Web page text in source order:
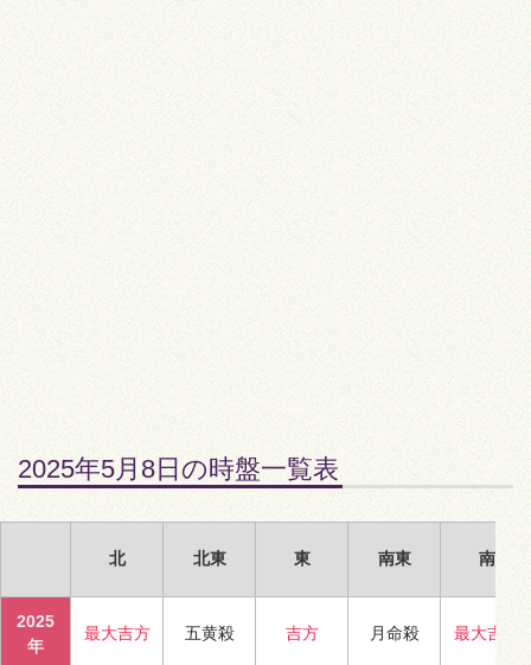
2025年5月8日の時盤一覧表
北 北東 東 南東 南
2025
年
最大吉方 五黄殺 吉方 月命殺 最大吉方